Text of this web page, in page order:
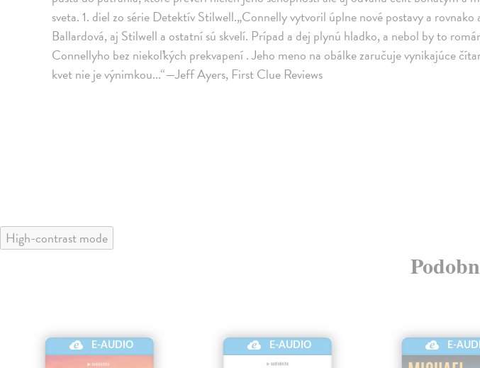
sveta. 1. diel zo série Detektív Stilwell.„Connelly vytvoril úplne nové postavy a rovnako
Ballardová, aj Stilwell a ostatní sú skvelí. Prípad a dej plynú hladko, a nebol by to
Connellyho bez niekoľkých prekvapení . Jeho meno na obálke zaručuje vynikajúce
kvet nie je výnimkou...“—Jeff Ayers, First Clue Reviews
High-contrast mode
E-AUDIO E-AUDIO E-